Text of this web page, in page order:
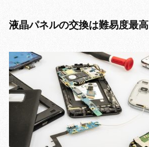
液晶パネルの交換は難易度最高